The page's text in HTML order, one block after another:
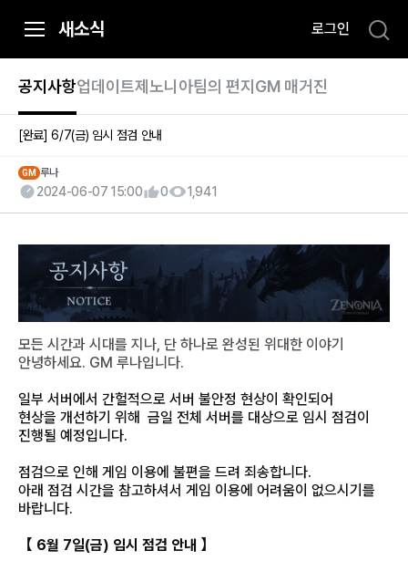
t
n
새소식 로그인
공지사항업데이트제노니아팀의 편지 GM 매거진
[완료]6/7(금) 임시 점검 안내
GM 루나
2024-06-07 15:00 0 1,941
모든 시간과 시대를 지나, 단 하나로 완성된 위대한 이야기
안녕하세요. GM 루나입니다.
일부 서버에서 간헐적으로 서버 불안정 현상이 확인되어
현상을 개선하기 위해 금일 전체 서버를 대상으로 임시 점검이
진행될 예정입니다.
점검으로 인해 게임 이용에 불편을 드려 죄송합니다.
아래 점검 시간을 참고하셔서 게임 이용에 어려움이 없으시기를
바랍니다.
【 6월 7일(금) 임시 점검 안내 】